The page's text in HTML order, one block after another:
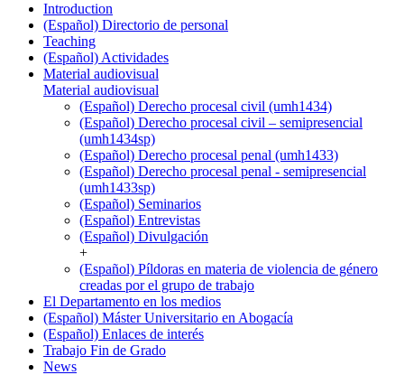
Introduction
(Español) Directorio de personal
Teaching
(Español) Actividades
Material audiovisual
Material audiovisual
(Español) Derecho procesal civil (umh1434)
(Español) Derecho procesal civil – semipresencial
(umh1434sp)
(Español) Derecho procesal penal (umh1433)
(Español) Derecho procesal penal - semipresencial
(umh1433sp)
(Español) Seminarios
(Español) Entrevistas
(Español) Divulgación
+
(Español) Píldoras en materia de violencia de género
creadas por el grupo de trabajo
El Departamento en los medios
(Español) Máster Universitario en Abogacía
(Español) Enlaces de interés
Trabajo Fin de Grado
News